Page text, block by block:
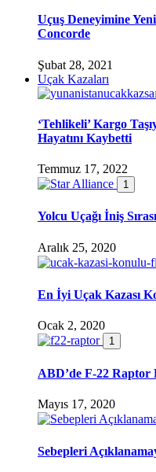
Uçuş Deneyimine
Concorde
Şubat 28, 2021
Uçak Kazaları
‘Tehlikeli’ Kargo
Hayatını Kaybetti
Temmuz 17, 2022
1
Yolcu Uçağı İniş
Aralık 25, 2020
En İyi Uçak Kazası
Ocak 2, 2020
1
ABD’de F-22 Raptor
Mayıs 17, 2020
Sebepleri